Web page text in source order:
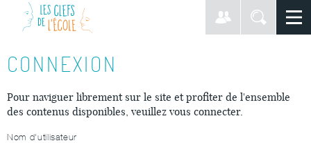
CONNEXION
Pour naviguer librement sur le site et profiter de l'ensemble
des contenus disponibles, veuillez vous connecter.
Nom d'utilisateur